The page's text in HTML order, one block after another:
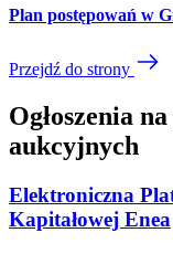
Plan postępowań w
Przejdź do strony
Ogłoszenia
aukcyjnych
Elektroniczna
Kapitałowej Enea